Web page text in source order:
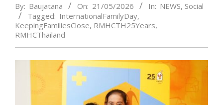
By: Baujatana On: 21/05/2026 In: NEWS, Social
Tagged: InternationalFamilyDay,
KeepingFamiliesClose, RMHCTH25Years,
RMHCThailand